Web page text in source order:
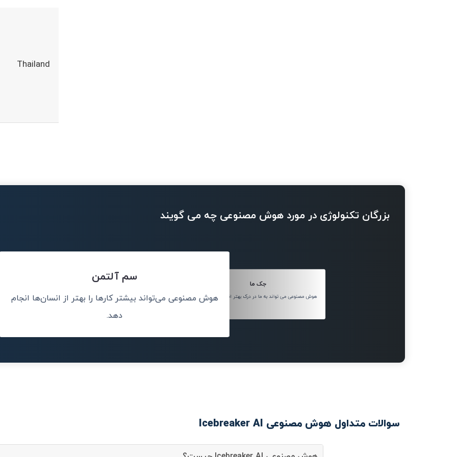
Thailand
بزرگان تکنولوژی در مورد هوش مصنوعی چه می گویند
جک ما
هوش مصنوعی می تواند به ما در درک بهتر انسان کمک کند.
سم آلتمن
هوش مصنوعی می‌تواند بیشتر کارها را بهتر از انسان‌ها انجام
دهد.
هوش
سوالات متداول هوش مصنوعی Icebreaker AI